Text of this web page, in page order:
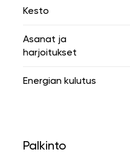
Kesto
Asanat ja
harjoitukset
Energian kulutus
Palkinto